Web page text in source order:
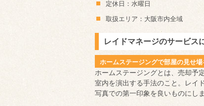
定休日：水曜日
取扱エリア：大阪市内全域
レイドマネージのサービス
ホームステージングで部屋の見せ場
ホームステージングとは、売却予
室内を演出する手法のこと。レイ
写真での第一印象を良いものにしま